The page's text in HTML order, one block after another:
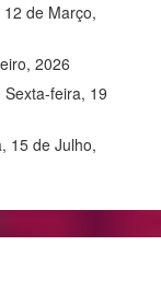
de Março,
2026
Sexta-feira, 19
15 de Julho,